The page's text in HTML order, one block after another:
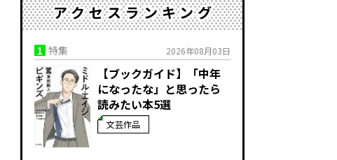
アクセスランキング
1 特集 2026年08月03日
【ブックガイド】「中年
になったな」と思ったら
読みたい本5選
文芸作品